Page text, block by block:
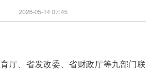
2026-05-14 07:45
、省发改委、省财政厅等九部门联